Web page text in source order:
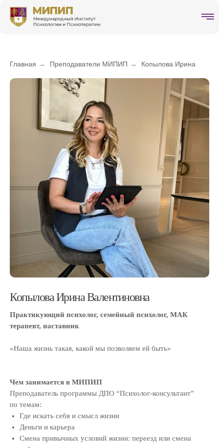
Главная → Преподаватели МИПИП → Копылова Ирина
Копылова Ирина Валентиновна
Практикующий психолог, семейный психолог, МАК
терапевт, наставник
«Наша жизнь такая, какой мы позволяем ей быть»
Чем занимается в МИПИП
Преподаватель программы ДПО “Психолог-консультант”
по темам:
Где искать себя и смысл жизни
Деньги и карьера
Смена привычных условий жизни: переезд или смена